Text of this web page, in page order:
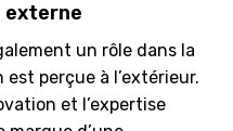
externe
un rôle dans la
perçue à l’extérieur.
et l’expertise